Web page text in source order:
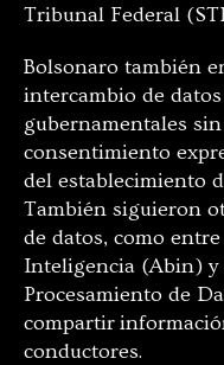
Tribunal Federal
Bolsonaro también
intercambio de
gubernamentales
consentimiento
del establecimiento
También siguieron
de datos, como
Inteligencia (Abin) y
Procesamiento de
compartir
conductores.